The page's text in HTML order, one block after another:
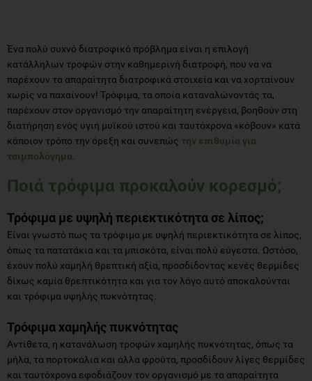
Ένα πολύ συχνό διατροφικό πρόβλημα είναι η επιλογή
κατάλληλων τροφών στην καθημερινή διατροφή, που να να
παρέχουν τα απαραίτητα διατροφικά στοιχεία και να χορταίνουν
χωρίς να παχαίνουν! Τρόφιμα, τα οποία καταναλώνοντάς τα,
παρέχουν στον οργανισμό την απαραίτητη ενέργεια, βοηθούν στη
διατήρηση ενός υγιή μυϊκού ιστού και ταυτόχρονα «κόβουν» κατά
κάποιον τρόπο την όρεξη και συνεπώς την επιθυμία για
τσιμπολόγημα
Ποιά τρόφιμα προκαλούν κορεσμό;
Τρόφιμα με υψηλή περιεκτικότητα σε λίπος;
Είναι γνωστό πως τα τρόφιμα με υψηλή περιεκτικότητα σε λίπος,
όπως τα πατατάκια και τα μπισκότα, είναι πολύ εύγεστα. Ωστόσο,
έχουν πολύ χαμηλή θρεπτική αξία, προσδίδοντας κενές θερμίδες
δίχως καμία θρεπτικότητα και για τον λόγο αυτό αποκαλούνται
και τρόφιμα υψηλής πυκνότητας.
Τρόφιμα χαμηλής πυκνότητας
Αντίθετα, η κατανάλωση τροφών χαμηλής πυκνότητας, όπως τα
μήλα, τα πορτοκάλια και άλλα φρούτα, προσδίδουν λίγες θερμίδες
και ταυτόχρονα εφοδιάζουν τον οργανισμό με τα απαραίτητα